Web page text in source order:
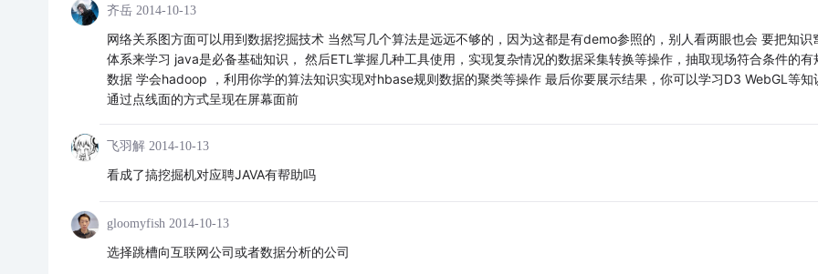
齐岳 2014-10-13
网络关系图方面可以用到数据挖掘技术 当然写几个算法是远远不够的，因为这都是有demo参照的，别人看两眼也会 要把知识
体系来学习 java是必备基础知识， 然后ETL掌握几种工具使用，实现复杂情况的数据采集转换等操作，抽取现场符合条件的有
数据 学会hadoop ，利用你学的算法知识实现对hbase规则数据的聚类等操作 最后你要展示结果，你可以学习D3 WebGL等知
通过点线面的方式呈现在屏幕面前
飞羽解 2014-10-13
看成了搞挖掘机对应聘JAVA有帮助吗
gloomyfish 2014-10-13
选择跳槽向互联网公司或者数据分析的公司